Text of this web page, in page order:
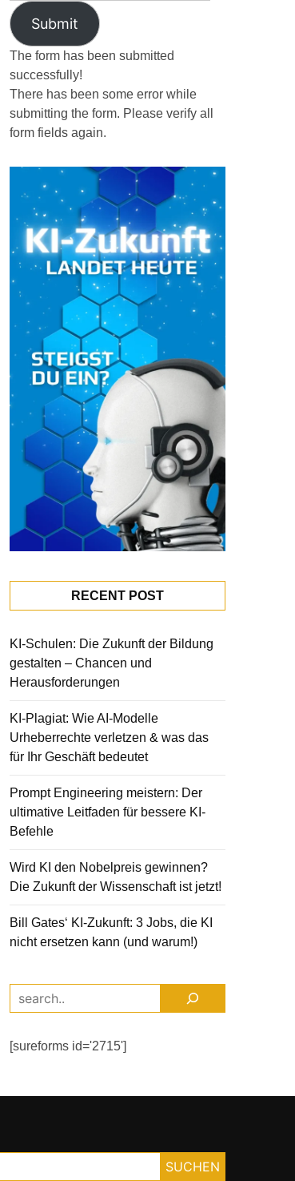
Submit
The form has been submitted
successfully!
There has been some error while
submitting the form. Please verify all
form fields again.
RECENT POST
KI-Schulen: Die Zukunft der Bildung
gestalten – Chancen und
Herausforderungen
KI-Plagiat: Wie AI-Modelle
Urheberrechte verletzen & was das
für Ihr Geschäft bedeutet
Prompt Engineering meistern: Der
ultimative Leitfaden für bessere KI-
Befehle
Wird KI den Nobelpreis gewinnen?
Die Zukunft der Wissenschaft ist jetzt!
Bill Gates‘ KI-Zukunft: 3 Jobs, die KI
nicht ersetzen kann (und warum!)
[sureforms id='2715']